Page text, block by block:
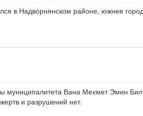
в Надворнянском районе, южнее
муниципалитета Вана Мехмет Эмин
и разрушений нет.